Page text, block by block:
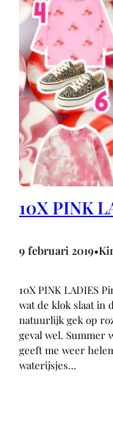
10X PINK
9 februari 2019•
10X PINK LADIES
wat de klok slaat in
natuurlijk gek op
geval wel. Summer
geeft me weer
waterijsjes…